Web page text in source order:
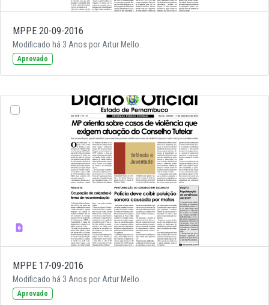
MPPE 20-09-2016
Modificado há 3 Anos por Artur Mello.
Aprovado
MPPE 17-09-2016
Modificado há 3 Anos por Artur Mello.
Aprovado